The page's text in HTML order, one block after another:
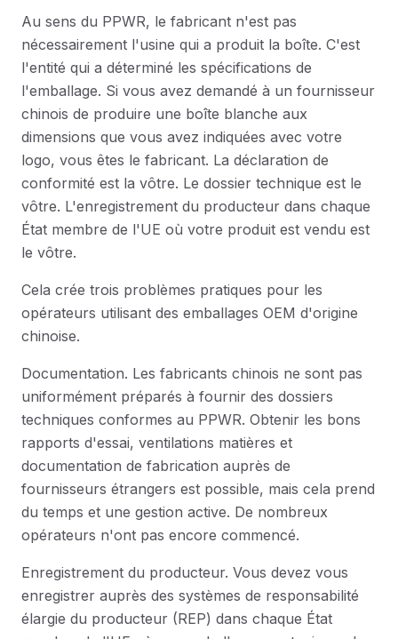
Au sens du PPWR, le fabricant n'est pas
nécessairement l'usine qui a produit la boîte. C'est
l'entité qui a déterminé les spécifications de
l'emballage. Si vous avez demandé à un fournisseur
chinois de produire une boîte blanche aux
dimensions que vous avez indiquées avec votre
logo, vous êtes le fabricant. La déclaration de
conformité est la vôtre. Le dossier technique est le
vôtre. L'enregistrement du producteur dans chaque
État membre de l'UE où votre produit est vendu est
le vôtre.
Cela crée trois problèmes pratiques pour les
opérateurs utilisant des emballages OEM d'origine
chinoise.
Documentation. Les fabricants chinois ne sont pas
uniformément préparés à fournir des dossiers
techniques conformes au PPWR. Obtenir les bons
rapports d'essai, ventilations matières et
documentation de fabrication auprès de
fournisseurs étrangers est possible, mais cela prend
du temps et une gestion active. De nombreux
opérateurs n'ont pas encore commencé.
Enregistrement du producteur. Vous devez vous
enregistrer auprès des systèmes de responsabilité
élargie du producteur (REP) dans chaque État